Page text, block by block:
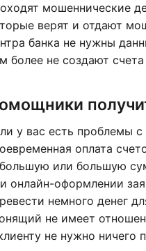
мошеннические
верят и отдают
банка не нужны
более не создают
у вас есть проблемы
оплата
или большую
онлайн-оформлении
немного денег
не имеет
не нужно ничего